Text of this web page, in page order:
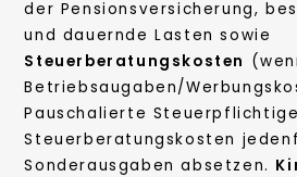
der Pensionsversicherung,
und dauernde Lasten sowie
Steuerberatungskosten
Betriebsaugaben/
Pauschalierte
Steuerberatungskosten
Sonderausgaben absetzen.